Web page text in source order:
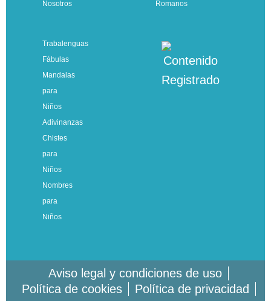
Nosotros
Romanos
Trabalenguas
Fábulas
Mandalas
para
Niños
Adivinanzas
Chistes
para
Niños
Nombres
para
Niños
Aviso legal y condiciones de uso
Política de cookies
Política de privacidad